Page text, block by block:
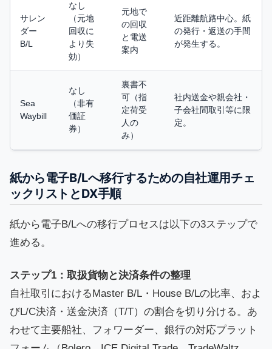
サレン
ダー
B/L
なし
（元地
回収に
より失
効）
元地で
の回収
と電送
案内
近距離航路中心。紙
の発行・返送の手間
が発生する。
Sea
Waybill
なし
（非有
価証
券）
裏書不
可（指
定荷受
人の
み）
社内送金や親会社・
子会社間取引等に限
定。
紙から電子B/Lへ移行するための自社運用チェ
ックリストとDX手順
紙から電子B/Lへの移行プロセスは以下の3ステップで
進める。
ステップ1：取扱貨物と決済条件の整理
自社取引におけるMaster B/L・House B/Lの比率、およ
びL/C決済・送金決済（T/T）の割合を切り分ける。あ
わせて主要船社、フォワーダー、銀行の対応プラット